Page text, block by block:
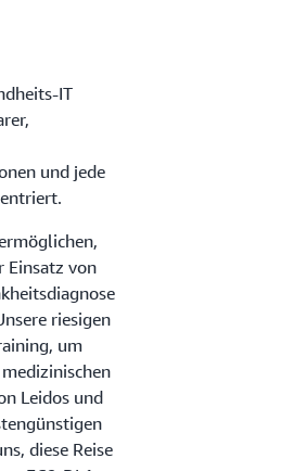
IT
und jede
Einsatz von
riesigen
um
Leidos und
diese Reise